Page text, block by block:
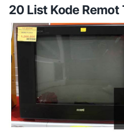
20 List Kode Remot